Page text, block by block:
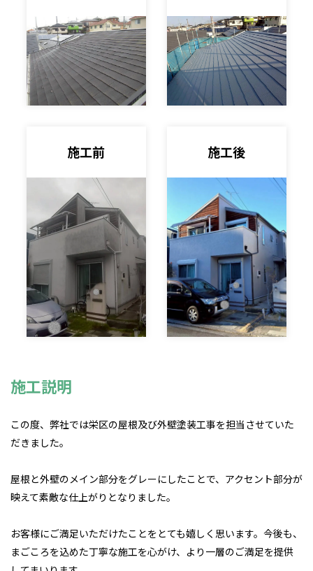
施工前 施工後
施工説明
この度、弊社では栄区の屋根及び外壁塗装工事を担当させていた
だきました。
屋根と外壁のメイン部分をグレーにしたことで、アクセント部分が
映えて素敵な仕上がりとなりました。
お客様にご満足いただけたことをとても嬉しく思います。今後も、
まごころを込めた丁寧な施工を心がけ、より一層のご満足を提供